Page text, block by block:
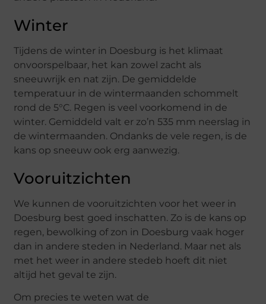
Winter
Tijdens de winter in Doesburg is het klimaat
onvoorspelbaar, het kan zowel zacht als
sneeuwrijk en nat zijn. De gemiddelde
temperatuur in de wintermaanden schommelt
rond de 5°C. Regen is veel voorkomend in de
winter. Gemiddeld valt er zo’n 535 mm neerslag in
de wintermaanden. Ondanks de vele regen, is de
kans op sneeuw ook erg aanwezig.
Vooruitzichten
We kunnen de vooruitzichten voor het weer in
Doesburg best goed inschatten. Zo is de kans op
regen, bewolking of zon in Doesburg vaak hoger
dan in andere steden in Nederland. Maar net als
met het weer in andere stedeb hoeft dit niet
altijd het geval te zijn.
Om precies te weten wat de